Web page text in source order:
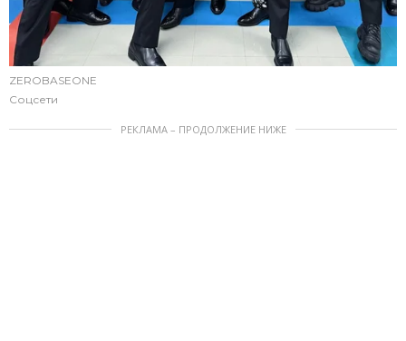
ZEROBASEONE
Соцсети
РЕКЛАМА – ПРОДОЛЖЕНИЕ НИЖЕ